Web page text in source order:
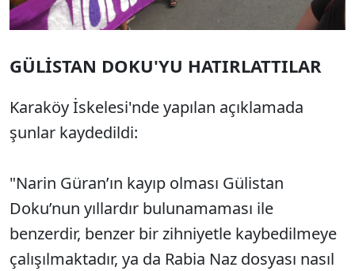
GÜLİSTAN DOKU'YU HATIRLATTILAR
Karaköy İskelesi'nde yapılan açıklamada
şunlar kaydedildi:
"Narin Güran’ın kayıp olması Gülistan
Doku’nun yıllardır bulunamaması ile
benzerdir, benzer bir zihniyetle kaybedilmeye
çalışılmaktadır, ya da Rabia Naz dosyası nasıl